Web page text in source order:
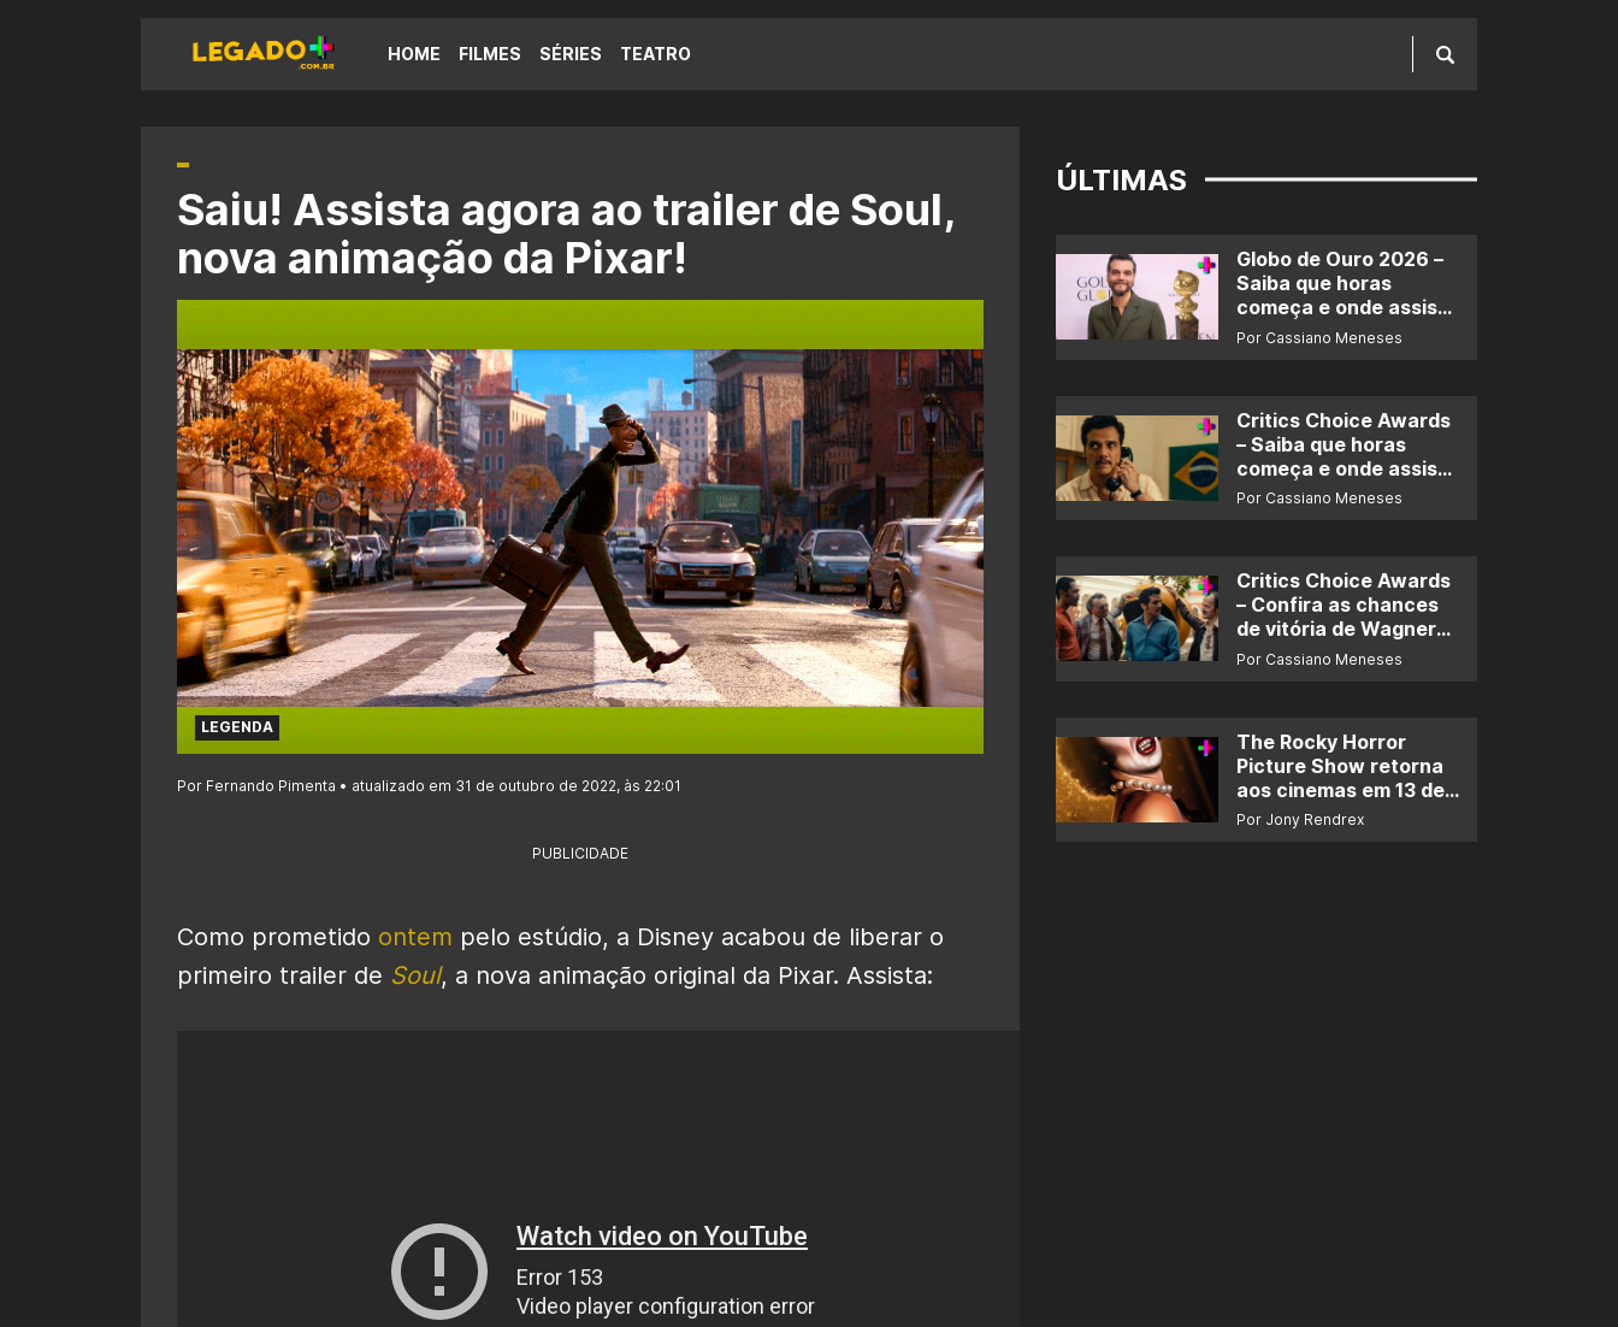
HOME FILMES SÉRIES TEATRO
Saiu! Assista agora ao trailer de Soul,
nova animação da Pixar!
LEGENDA
Por Fernando Pimenta • atualizado em 31 de outubro de 2022, às 22:01
PUBLICIDADE
Como prometido ontem pelo estúdio, a Disney acabou de liberar o
primeiro trailer de Soul, a nova animação original da Pixar. Assista:
ÚLTIMAS
Globo de Ouro 2026 –
Saiba que horas
começa e onde assistir
ao prêmio
Por Cassiano Meneses
Critics Choice Awards
– Saiba que horas
começa e onde assistir
ao prêmio
Por Cassiano Meneses
Critics Choice Awards
– Confira as chances
de vitória de Wagner
Moura e de ‘O Agente
Por Cassiano Meneses
The Rocky Horror
Picture Show retorna
aos cinemas em 13 de
novembro
Por Jony Rendrex